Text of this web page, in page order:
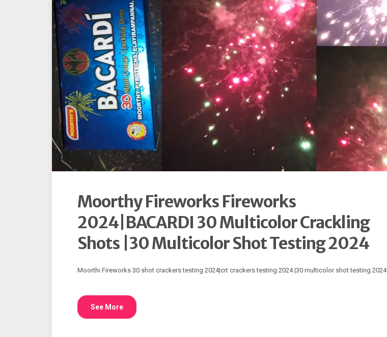
Moorthy Fireworks Fireworks
2024|BACARDI 30 Multicolor Crackling
Shots |30 Multicolor Shot Testing 2024
Moorthi Fireworks 30 shot crackers testing 2024|crt crackers testing 2024 |30 multicolor shot testing 2024
See More